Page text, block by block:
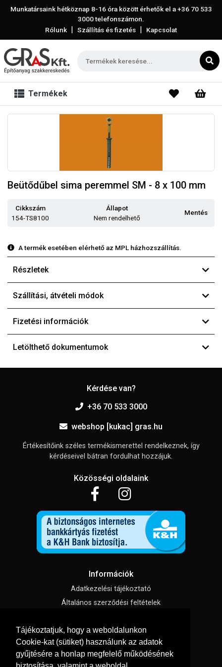
Tájékoztatjuk, hogy a weboldalunkon
Cookie-kat (sütiket) használunk az adatok
gyűjtésére a honlap megfelelő működésének
Munkatársaink hétköznap 8-16 óra között érhetők el a+36 70 533
3000telefonszámon.
Rólunk | Szállítás és fizetés | Kapcsolat
Termékek
Beütődűbel sima peremmel SM - 8 x 100 mm
Cikkszám
154-TS8100
Állapot
Nem rendelhető
Mentés
A termék esetében elérhető az MPL házhozszállítás.
Részletek
Szállítási, átvételi módok
Fizetési információk
Letölthető dokumentumok
Kérdése van?
+36 70 533 3000
webshop [kukac] gras.hu
Értékesítőink széles termékismerettel rendelkeznek, így
kérdéseivel bátran fordulhat hozzájuk.
Közösségi oldalaink
Információk
Adatkezelési tájékoztató
Általános szerződési feltételek
Süti beállítások
Menü